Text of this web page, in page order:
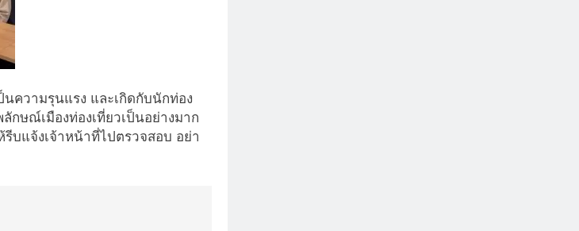
ความรุนแรง และเกิดกับนักท่อง
กษณ์เมืองท่องเที่ยวเป็นอย่างมาก
บแจ้งเจ้าหน้าที่ไปตรวจสอบ อย่า